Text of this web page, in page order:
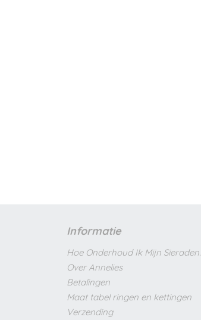
Informatie
Hoe Onderhoud Ik Mijn Sieraden.
Over Annelies
Betalingen
Maat tabel ringen en kettingen
Verzending